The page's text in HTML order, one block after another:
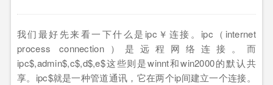
我们最好先来看一下什么是ipc￥连接。ipc（internet
process connection）是远程网络连接。而
ipc$,admin$,c$,d$,e$这些则是winnt和win2000的默认共
享。ipc$就是一种管道通讯，它在两个ip间建立一个连接。